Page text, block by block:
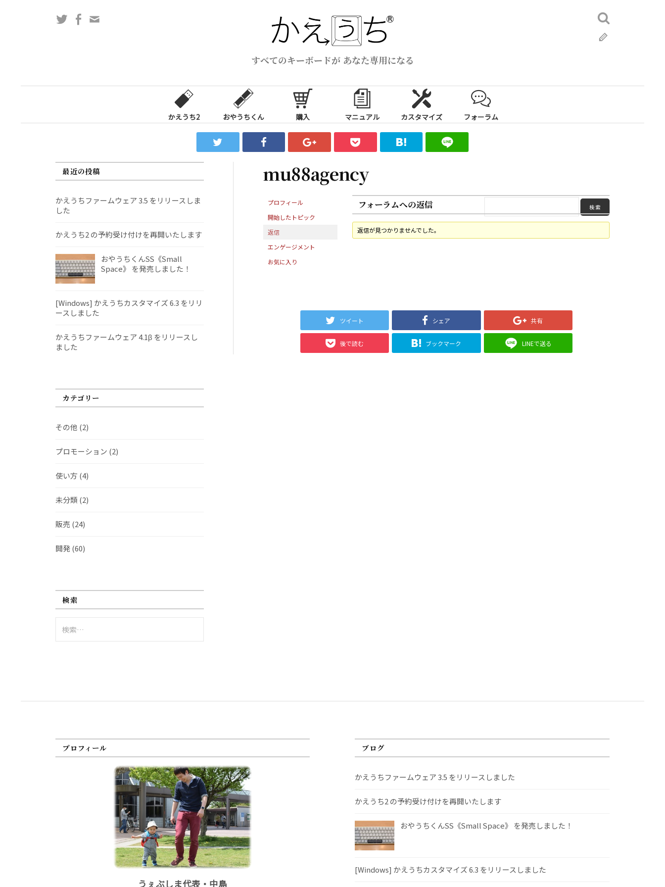
ス
すべてのキーボードが あなた専用になる
TwitterFacebook
検
索:
かえうち2 おやうちくん 購入 マニュアル カスタマイズ フォーラム
mu88agency
プロフィール
開始したトピック
返信
エンゲージメント
お気に入り
フォーラムへの返信
返信が見つかりませんでした。
ツイート シェア 共有
後で読む ブックマーク LINEで送る
最近の投稿
かえうちファームウェア 3.5 をリリースしま
した
かえうち2 の予約受け付けを再開いたします
おやうちくんSS《Small
Space》 を発売しました！
[Windows] かえうちカスタマイズ 6.3 をリリ
ースしました
かえうちファームウェア 4.1β をリリースし
ました
カテゴリー
その他 (2)
プロモーション (2)
使い方 (4)
未分類 (2)
販売 (24)
開発(60)
検索
索:
プロフィール
うぇぶしま代表・中島
ブログ
かえうちファームウェア 3.5 をリリースしました
かえうち2 の予約受け付けを再開いたします
おやうちくんSS《Small Space》 を発売しました！
[Windows] かえうちカスタマイズ 6.3 をリリースしました